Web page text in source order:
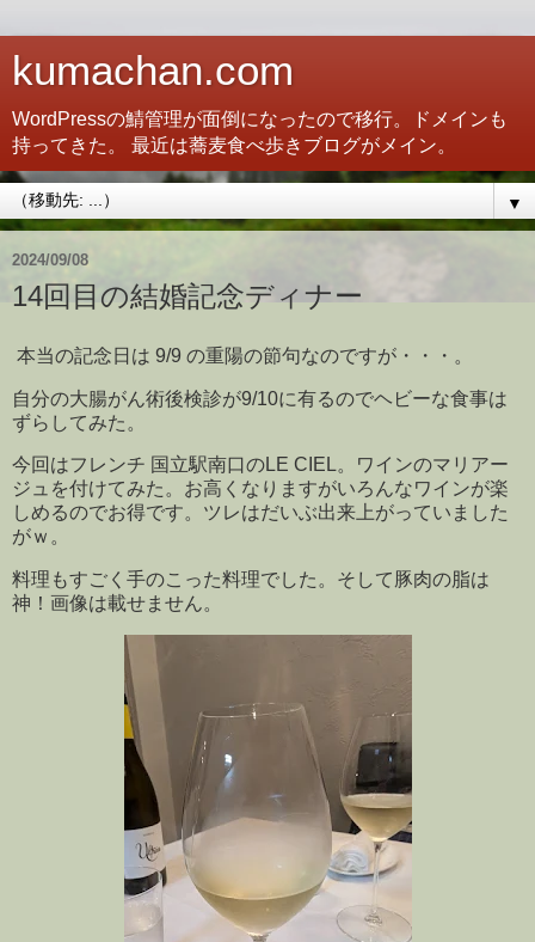
kumachan.com
WordPressの鯖管理が面倒になったので移行。ドメインも
持ってきた。 最近は蕎麦食べ歩きブログがメイン。
▼
2024/09/08
14回目の結婚記念ディナー
本当の記念日は 9/9 の重陽の節句なのですが・・・。
自分の大腸がん術後検診が9/10に有るのでヘビーな食事は
ずらしてみた。
今回はフレンチ 国立駅南口のLE CIEL。ワインのマリアー
ジュを付けてみた。お高くなりますがいろんなワインが楽
しめるのでお得です。ツレはだいぶ出来上がっていました
がｗ。
料理もすごく手のこった料理でした。そして豚肉の脂は
神！画像は載せません。